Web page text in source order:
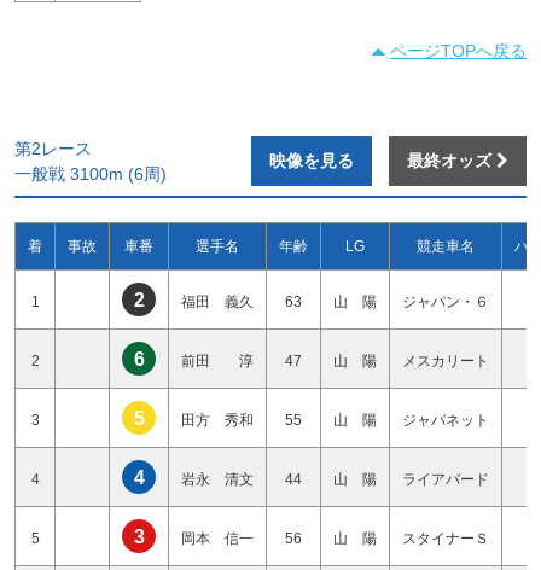
ページTOPへ戻る
第2レース
一般戦 3100m (6周)
映像を見る 最終オッズ
着 事故 車番 選手名 年齢 LG 競走車名 ハ
1 2 福田 義久 63 山 陽 ジャパン・６
2 6 前田 淳 47 山 陽 メスカリート
3 5 田方 秀和 55 山 陽 ジャパネット
4 4 岩永 清文 44 山 陽 ライアバード
5 3 岡本 信一 56 山 陽 スタイナーＳ